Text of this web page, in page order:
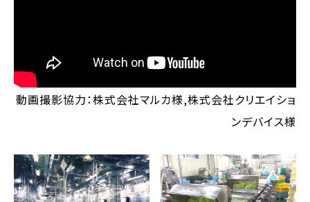
動画撮影協力：株式会社マルカ様,株式会社クリエイショ
ンデバイス様